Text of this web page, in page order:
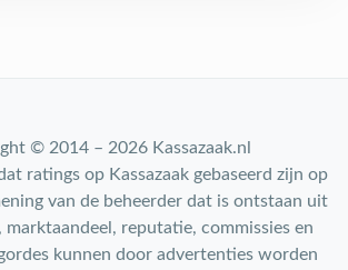
© 2014 – 2026 Kassazaak.nl
ratings op Kassazaak gebaseerd zijn op
van de beheerder dat is ontstaan uit
marktaandeel, reputatie, commissies en
kunnen door advertenties worden